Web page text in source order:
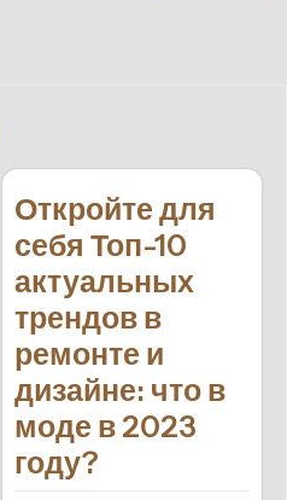
Откройте для
себя Топ-10
актуальных
трендов в
ремонте и
дизайне: что в
моде в 2023
году?